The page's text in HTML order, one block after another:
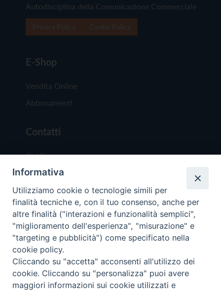
Autodisciplina della Comunicazione Commerciale
E-Shop
Vendita Online
Abbonamenti
Contatti
Chi Siamo
Redazione
Scrivici
Copyright © 2019 - Tutti i diritti riservati - Vita
Trentina Editrice
Informativa
Utilizziamo cookie o tecnologie simili per
finalità tecniche e, con il tuo consenso, anche per
altre finalità ("interazioni e funzionalità semplici",
"miglioramento dell'esperienza", "misurazione" e
"targeting e pubblicità") come specificato nella
cookie policy.
Cliccando su "accetta" acconsenti all'utilizzo dei
cookie. Cliccando su "personalizza" puoi avere
maggiori informazioni sui cookie utilizzati e